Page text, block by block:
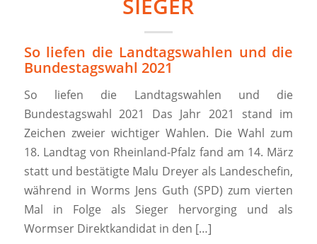
SIEGER
So liefen die Landtagswahlen und die
Bundestagswahl 2021
So liefen die Landtagswahlen und die
Bundestagswahl 2021 Das Jahr 2021 stand im
Zeichen zweier wichtiger Wahlen. Die Wahl zum
18. Landtag von Rheinland-Pfalz fand am 14. März
statt und bestätigte Malu Dreyer als Landeschefin,
während in Worms Jens Guth (SPD) zum vierten
Mal in Folge als Sieger hervorging und als
Wormser Direktkandidat in den […]